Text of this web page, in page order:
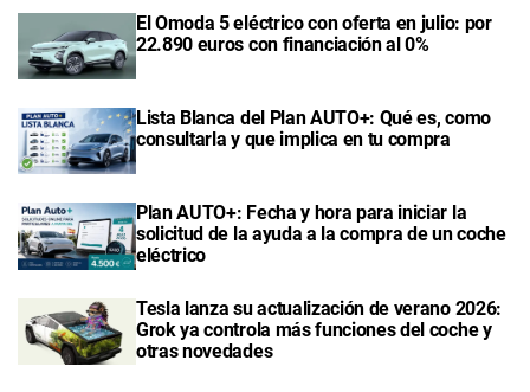
El Omoda 5 eléctrico con oferta en julio: por
22.890 euros con financiación al 0%
Lista Blanca del Plan AUTO+: Qué es, como
consultarla y que implica en tu compra
Plan AUTO+: Fecha y hora para iniciar la
solicitud de la ayuda a la compra de un coche
eléctrico
Tesla lanza su actualización de verano 2026:
Grok ya controla más funciones del coche y
otras novedades